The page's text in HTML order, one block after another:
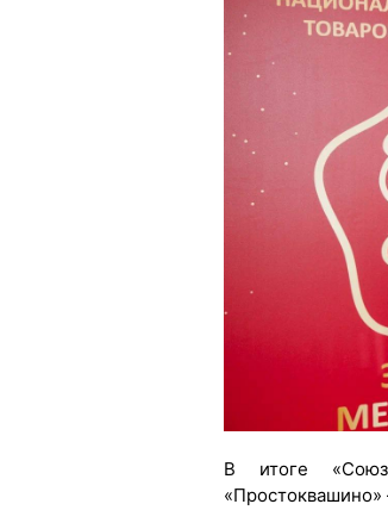
В итоге
«Простоквашино»